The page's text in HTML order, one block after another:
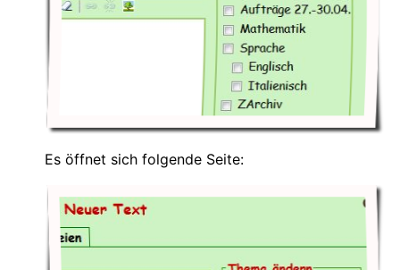
Es öffnet sich folgende Seite: